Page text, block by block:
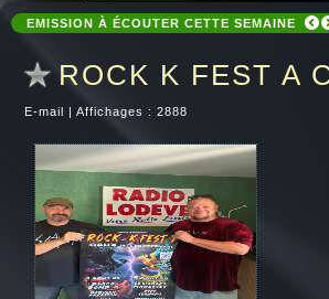
EMISSION À ÉCOUTER CETTE SEMAINE
ROCK K FEST A
E-mail | Affichages : 2888